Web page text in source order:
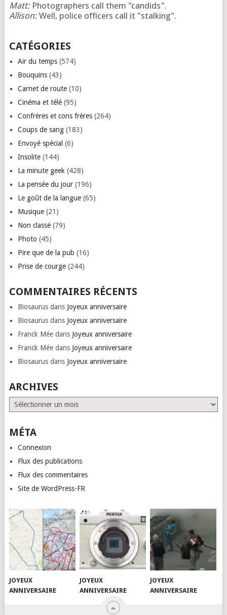
Matt:Photographers call them "candids".
Allison:Well, police officers call it "stalking".
CATÉGORIES
Air du temps(574)
Bouquins(43)
Carnet de route(10)
Cinéma et télé(95)
Confrères et cons frères(264)
Coups de sang(183)
Envoyé spécial (6)
Insolite(144)
La minute geek(428)
La pensée du jour(196)
Le goût de la langue(65)
Musique(21)
Non classé(79)
Photo (45)
Pire que de la pub (16)
Prise de courge(244)
COMMENTAIRES RÉCENTS
Biosaurusdans Joyeux anniversaire
Biosaurusdans Joyeux anniversaire
Franck Méedans Joyeux anniversaire
Franck Méedans Joyeux anniversaire
Biosaurusdans Joyeux anniversaire
ARCHIVES
Archives
MÉTA
Connexion
Flux des publications
Flux des commentaires
Site de WordPress-FR
JOYEUX
ANNIVERSAIRE
JOYEUX
ANNIVERSAIRE
JOYEUX
ANNIVERSAIRE